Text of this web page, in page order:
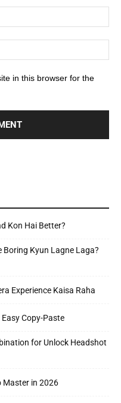
in this browser for the
Kon Hai Better?
Boring Kyun Lagne Laga?
Experience Kaisa Raha
Copy-Paste
for Unlock Headshot
Master in 2026